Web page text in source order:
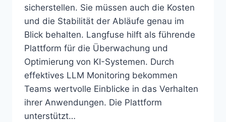
sicherstellen. Sie müssen auch die Kosten
und die Stabilität der Abläufe genau im
Blick behalten. Langfuse hilft als führende
Plattform für die Überwachung und
Optimierung von KI-Systemen. Durch
effektives LLM Monitoring bekommen
Teams wertvolle Einblicke in das Verhalten
ihrer Anwendungen. Die Plattform
unterstützt…